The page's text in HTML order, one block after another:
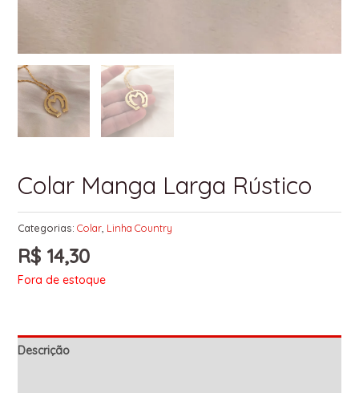
Colar Manga Larga Rústico
Categorias: Colar, Linha Country
R$14,30
Fora de estoque
Descrição